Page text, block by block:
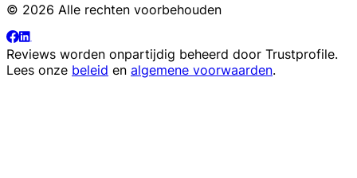
© 2026 Alle rechten voorbehouden
Reviews worden onpartijdig beheerd door Trustprofile.
Lees onze beleid en algemene voorwaarden.